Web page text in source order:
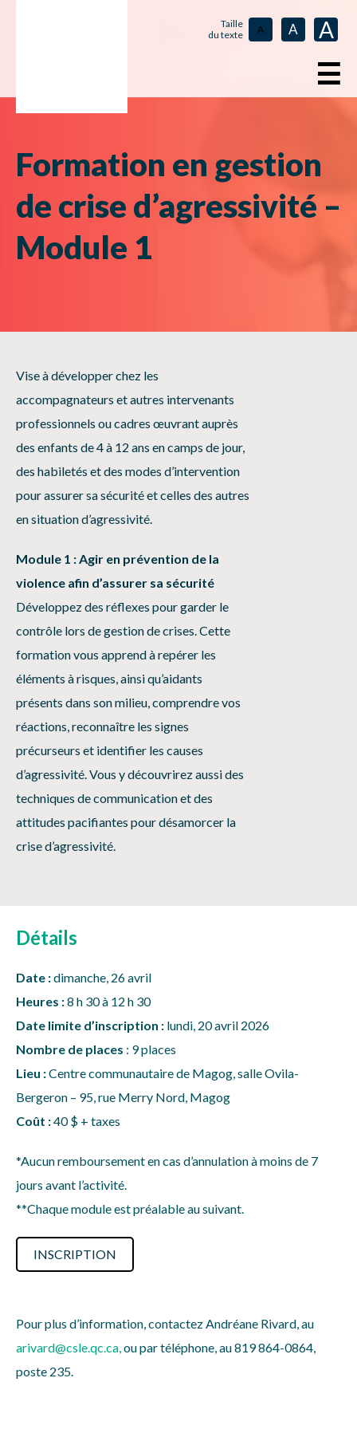
Taille
du texte
A A A
☰
Formation en gestion
de crise d’agressivité –
Module 1
Vise à développer chez les
accompagnateurs et autres intervenants
professionnels ou cadres œuvrant auprès
des enfants de 4 à 12 ans en camps de jour,
des habiletés et des modes d’intervention
pour assurer sa sécurité et celles des autres
en situation d’agressivité.
Module 1 : Agir en prévention de la
violence afin d’assurer sa sécurité
Développez des réflexes pour garder le
contrôle lors de gestion de crises. Cette
formation vous apprend à repérer les
éléments à risques, ainsi qu’aidants
présents dans son milieu, comprendre vos
réactions, reconnaître les signes
précurseurs et identifier les causes
d’agressivité. Vous y découvrirez aussi des
techniques de communication et des
attitudes pacifiantes pour désamorcer la
crise d’agressivité.
Détails
Date :dimanche, 26 avril
Heures :8 h 30 à 12 h 30
Date limite d’inscription : lundi, 20 avril 2026
Nombre de places : 9 places
Lieu :Centre communautaire de Magog, salle Ovila-
Bergeron – 95, rue Merry Nord, Magog
Coût :40 $ + taxes
*Aucun remboursement en cas d’annulation à moins de 7
jours avant l’activité.
**Chaque module est préalable au suivant.
INSCRIPTION
Pour plus d’information, contactez Andréane Rivard, au
arivard@csle.qc.ca,ou par téléphone, au 819 864-0864,
poste 235.